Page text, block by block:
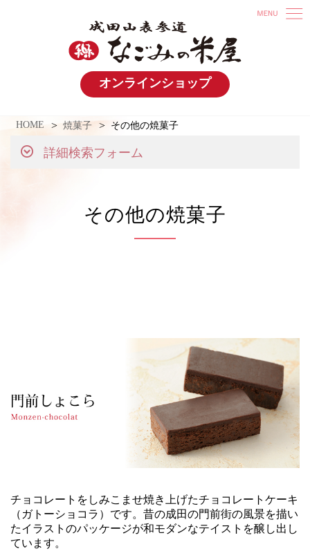
オンラインショップ
HOME 焼菓子 その他の焼菓子
詳細検索フォーム
その他の焼菓子
チョコレートをしみこませ焼き上げたチョコレートケーキ
（ガトーショコラ）です。昔の成田の門前街の風景を描い
たイラストのパッケージが和モダンなテイストを醸し出し
ています。